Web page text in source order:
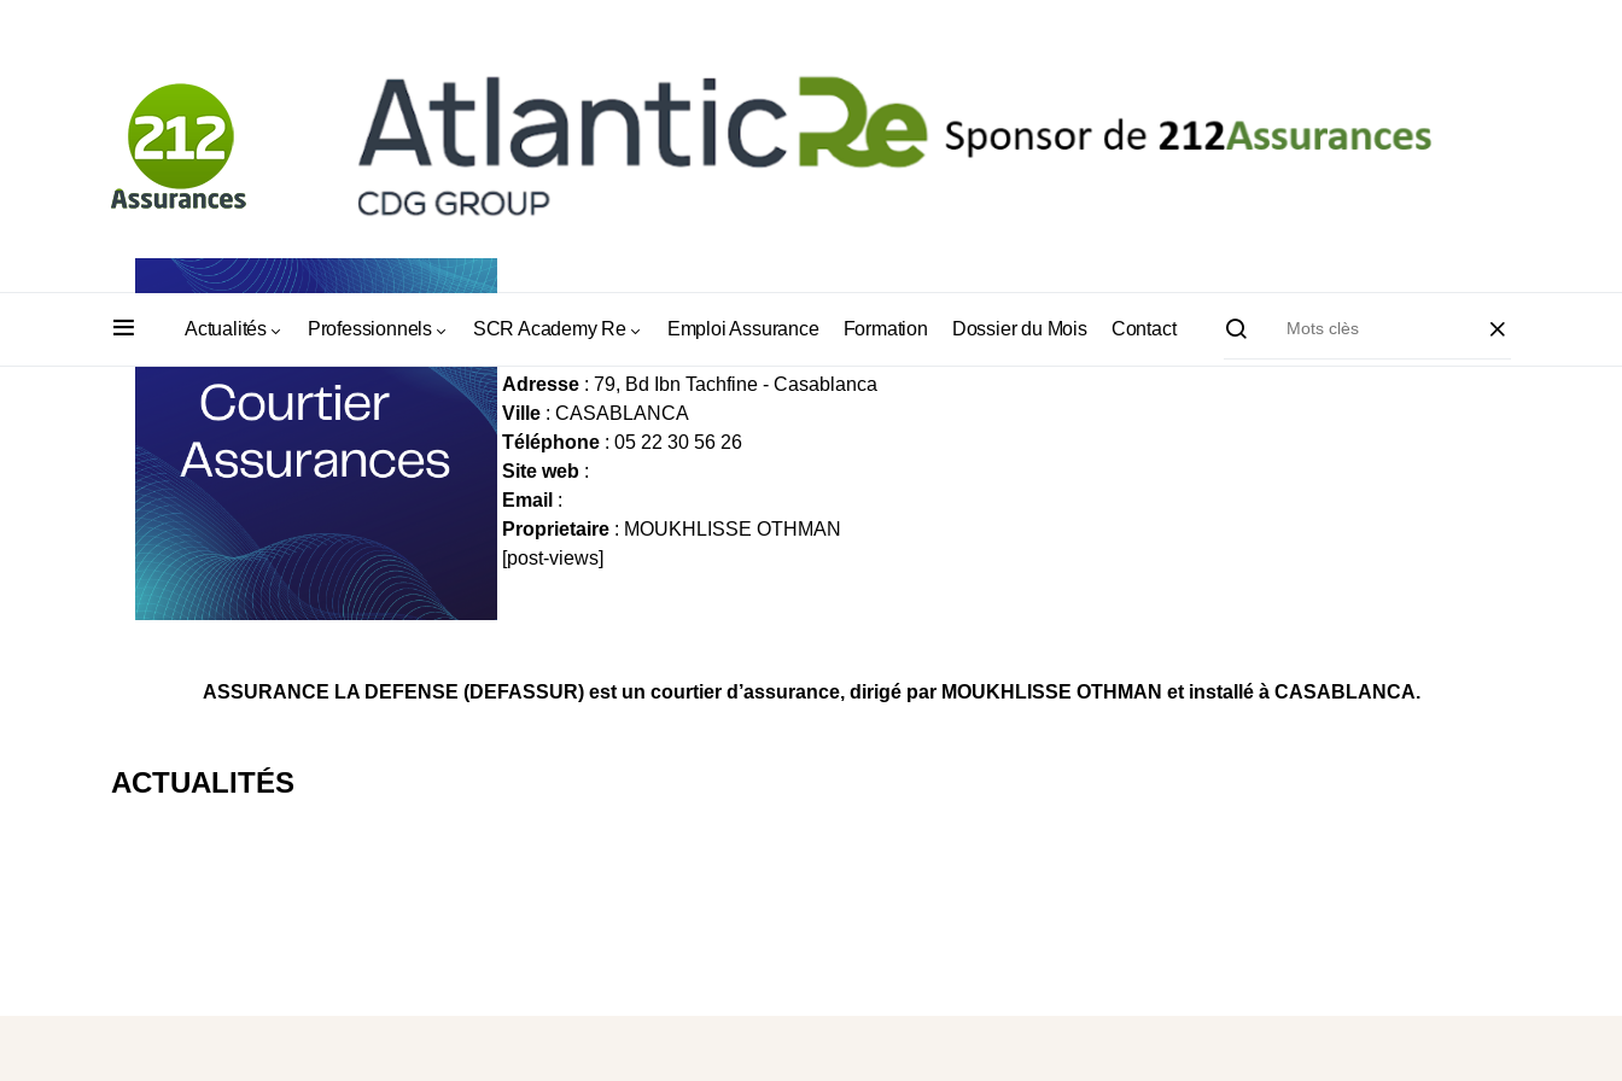
Actualités Professionnels SCR Academy Re Emploi Assurance Formation Dossier du Mois Contact
ASSURANCE LA DEFENSE (DEFASSUR)
Adresse : 79, Bd Ibn Tachfine - Casablanca
Ville : CASABLANCA
Téléphone : 05 22 30 56 26
Site web :
Email :
Proprietaire : MOUKHLISSE OTHMAN
[post-views]
ASSURANCE LA DEFENSE (DEFASSUR) est un courtier d’assurance, dirigé par MOUKHLISSE OTHMAN et installé à CASABLANCA.
ACTUALITÉS